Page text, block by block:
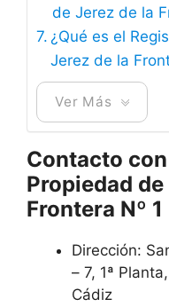
de Jerez de la
¿Qué es el
Jerez de la
Ver Más
Contacto
Propiedad
Frontera Nº 1
Dirección:
– 7, 1ª
Cádiz